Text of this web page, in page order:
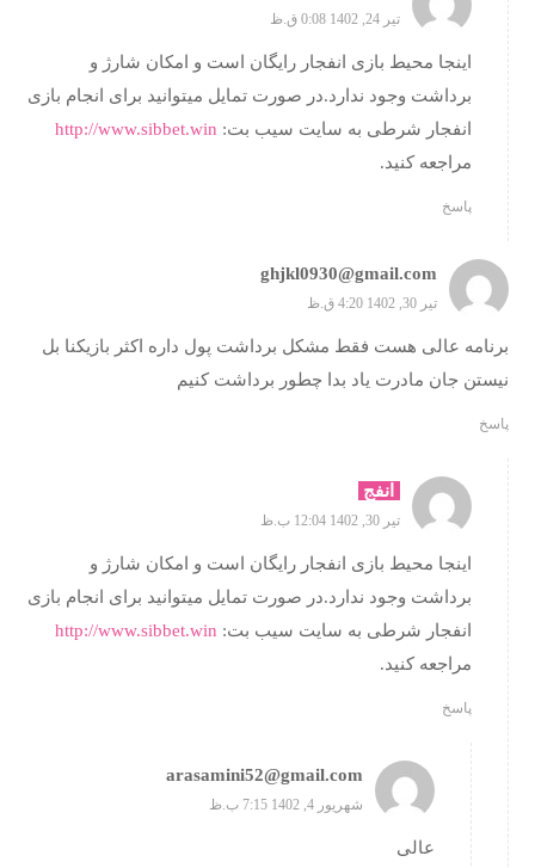
تیر 24, 1402 0:08 ق.ظ
اینجا محیط بازی انفجار رایگان است و امکان شارژ و
برداشت وجود ندارد.در صورت تمایل میتوانید برای انجام بازی
انفجار شرطی به سایت سیب بت: http://www.sibbet.win
مراجعه کنید.
پاسخ
ghjkl0930@gmail.com
تیر 30, 1402 4:20 ق.ظ
برنامه عالی هست فقط مشکل برداشت پول داره اکثر بازیکنا بل
نیستن جان مادرت یاد بدا چطور برداشت کنیم
پاسخ
انفج
تیر 30, 1402 12:04 ب.ظ
اینجا محیط بازی انفجار رایگان است و امکان شارژ و
برداشت وجود ندارد.در صورت تمایل میتوانید برای انجام بازی
انفجار شرطی به سایت سیب بت: http://www.sibbet.win
مراجعه کنید.
پاسخ
arasamini52@gmail.com
شهریور 4, 1402 7:15 ب.ظ
عالی